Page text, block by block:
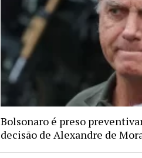
Bolsonaro é preso
decisão de Alexandre de